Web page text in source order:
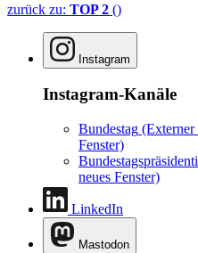
zurück zu: TOP 2 ()
Instagram
Instagram-Kanäle
Bundestag
Fenster)
neues Fenster)
LinkedIn
Mastodon